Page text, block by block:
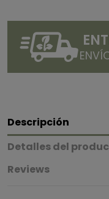
Descripción
Detalles del
Reviews